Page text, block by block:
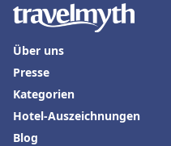
Über uns
Presse
Kategorien
Hotel-Auszeichnungen
Blog